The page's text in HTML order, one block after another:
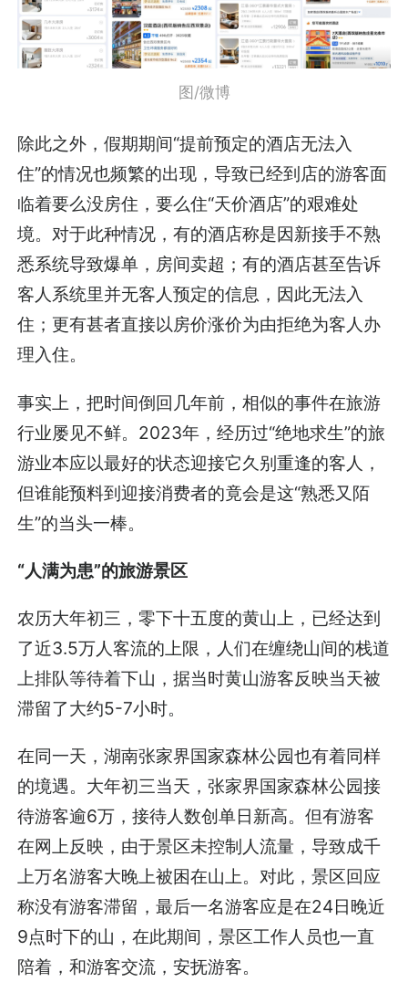
图/微博
除此之外，假期期间“提前预定的酒店无法入
住”的情况也频繁的出现，导致已经到店的游客面
临着要么没房住，要么住“天价酒店”的艰难处
境。对于此种情况，有的酒店称是因新接手不熟
悉系统导致爆单，房间卖超；有的酒店甚至告诉
客人系统里并无客人预定的信息，因此无法入
住；更有甚者直接以房价涨价为由拒绝为客人办
理入住。
事实上，把时间倒回几年前，相似的事件在旅游
行业屡见不鲜。2023年，经历过“绝地求生”的旅
游业本应以最好的状态迎接它久别重逢的客人，
但谁能预料到迎接消费者的竟会是这“熟悉又陌
生”的当头一棒。
“人满为患”的旅游景区
农历大年初三，零下十五度的黄山上，已经达到
了近3.5万人客流的上限，人们在缠绕山间的栈道
上排队等待着下山，据当时黄山游客反映当天被
滞留了大约5-7小时。
在同一天，湖南张家界国家森林公园也有着同样
的境遇。大年初三当天，张家界国家森林公园接
待游客逾6万，接待人数创单日新高。但有游客
在网上反映，由于景区未控制人流量，导致成千
上万名游客大晚上被困在山上。对此，景区回应
称没有游客滞留，最后一名游客应是在24日晚近
9点时下的山，在此期间，景区工作人员也一直
陪着，和游客交流，安抚游客。